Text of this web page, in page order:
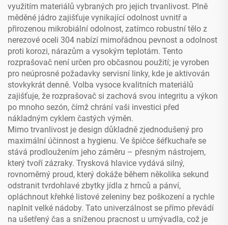
využitím materiálů vybraných pro jejich trvanlivost. Plně
měděné jádro zajišťuje vynikající odolnost uvnitř a
přirozenou mikrobiální odolnost, zatímco robustní tělo z
nerezové oceli 304 nabízí mimořádnou pevnost a odolnost
proti korozi, nárazům a vysokým teplotám. Tento
rozprašovač není určen pro občasnou použití; je vyroben
pro neúprosné požadavky servisní linky, kde je aktivován
stovkykrát denně. Volba vysoce kvalitních materiálů
zajišťuje, že rozprašovač si zachová svou integritu a výkon
po mnoho sezón, čímž chrání vaši investici před
nákladným cyklem častých výměn.
Mimo trvanlivost je design důkladně zjednodušený pro
maximální účinnost a hygienu. Ve špičce šéfkuchaře se
stává prodloužením jeho záměru – přesným nástrojem,
který tvoří zázraky. Trysková hlavice vydává silný,
rovnoměrný proud, který dokáže během několika sekund
odstranit tvrdohlavé zbytky jídla z hrnců a pánví,
opláchnout křehké listové zeleniny bez poškození a rychle
naplnit velké nádoby. Tato univerzálnost se přímo převádí
na ušetřený čas a sníženou pracnost u umývadla, což je